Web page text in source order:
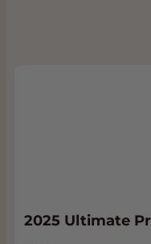
2025 Ultimate